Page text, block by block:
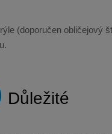
(doporučen obličejový
Důležité